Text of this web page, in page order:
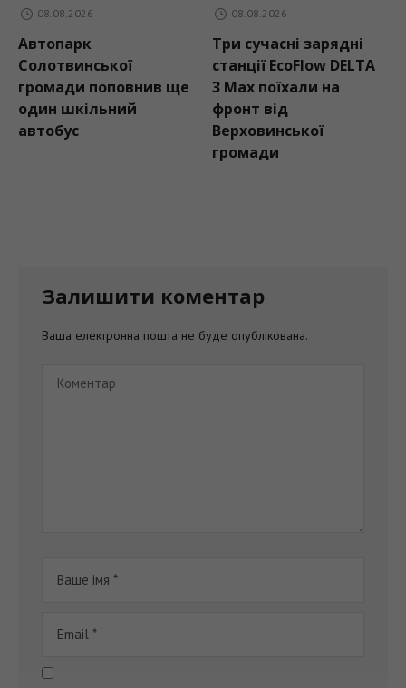
08.08.2026
Автопарк
Солотвинської
громади поповнив ще
один шкільний
автобус
08.08.2026
Три сучасні зарядні
станції EcoFlow DELTA
3 Max поїхали на
фронт від
Верховинської
громади
Залишити коментар
Ваша електронна пошта не буде опублікована.